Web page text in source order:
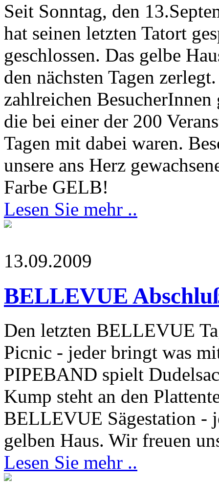
Seit Sonntag, den
hat seinen letzten Tatort
geschlossen. Das gelbe
den nächsten Tagen
zahlreichen
die bei einer der 200
Tagen mit dabei waren.
unsere ans Herz
Farbe GELB!
Lesen Sie mehr ..
13.09.2009
BELLEVUE
Den letzten BELLEVUE
Picnic - jeder bringt was
PIPEBAND spielt
Kump steht an den
BELLEVUE Sägestation -
gelben Haus. Wir freuen
Lesen Sie mehr ..